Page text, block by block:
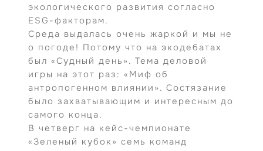
экологического развития согласно
ESG-факторам.
Среда выдалась очень жаркой и мы не
о погоде! Потому что на экодебатах
был «Судный день». Тема деловой
игры на этот раз: «Миф об
антропогенном влиянии». Состязание
было захватывающим и интересным до
самого конца.
В четверг на кейс-чемпионате
«Зеленый кубок» семь команд